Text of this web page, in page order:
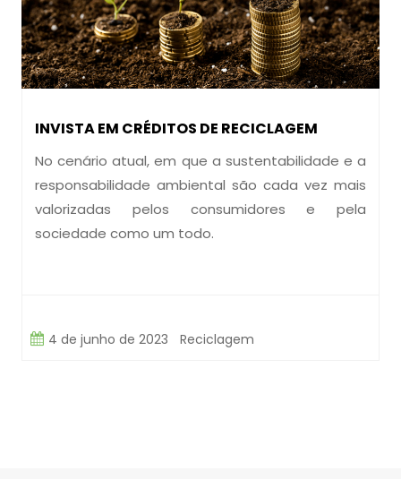
INVISTA EM CRÉDITOS DE RECICLAGEM
No cenário atual, em que a sustentabilidade e a
responsabilidade ambiental são cada vez mais
valorizadas pelos consumidores e pela
sociedade como um todo.
4 de junho de 2023 Reciclagem